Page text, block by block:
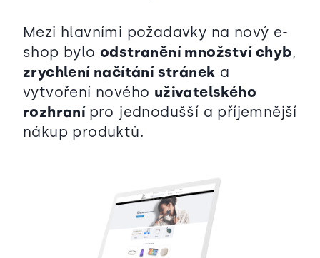
Mezi hlavními požadavky na nový e-
shop byloodstranění množství chyb,
zrychlení načítání stránek a
vytvoření nového uživatelského
rozhraní pro jednodušší a příjemnější
nákup produktů.